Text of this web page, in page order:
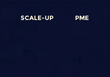
SCALE-UP PME